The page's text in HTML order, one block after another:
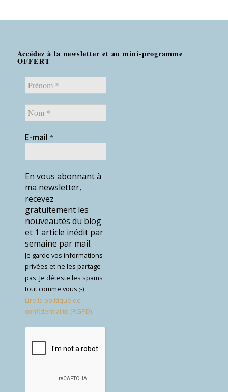
Accédez à la newsletter et au mini-programme
OFFERT
E-mail *
En vous abonnant à
ma newsletter,
recevez
gratuitement les
nouveautés du blog
et 1 article inédit par
semaine par mail.
Je garde vos informations
privées et ne les partage
pas. Je déteste les spams
tout comme vous ;-)
Lire la politique de
confidentialité (RGPD).